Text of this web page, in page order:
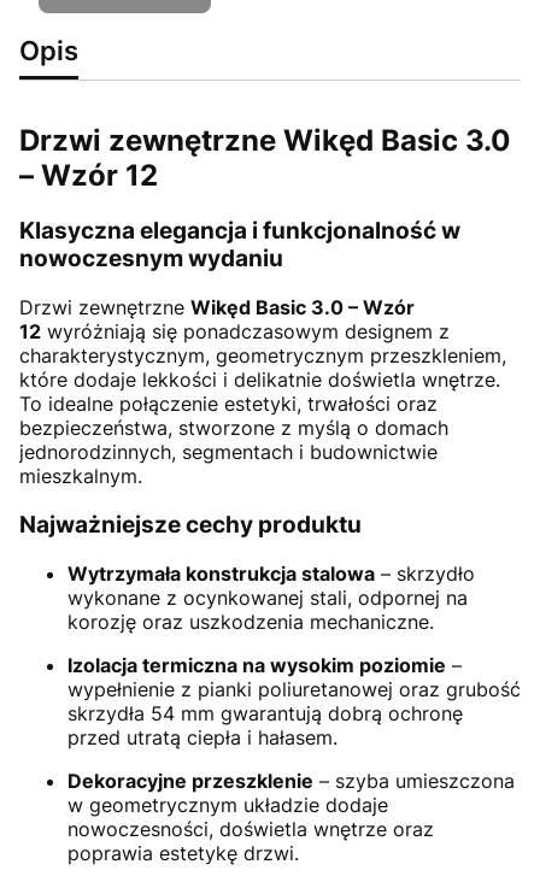
Opis
Drzwi zewnętrzne Wikęd Basic 3.0
– Wzór 12
Klasyczna elegancja i funkcjonalność w
nowoczesnym wydaniu
Drzwi zewnętrzne Wikęd Basic 3.0 – Wzór
12 wyróżniają się ponadczasowym designem z
charakterystycznym, geometrycznym przeszkleniem,
które dodaje lekkości i delikatnie doświetla wnętrze.
To idealne połączenie estetyki, trwałości oraz
bezpieczeństwa, stworzone z myślą o domach
jednorodzinnych, segmentach i budownictwie
mieszkalnym.
Najważniejsze cechy produktu
Wytrzymała konstrukcja stalowa – skrzydło
wykonane z ocynkowanej stali, odpornej na
korozję oraz uszkodzenia mechaniczne.
Izolacja termiczna na wysokim poziomie –
wypełnienie z pianki poliuretanowej oraz grubość
skrzydła 54 mm gwarantują dobrą ochronę
przed utratą ciepła i hałasem.
Dekoracyjne przeszklenie – szyba umieszczona
w geometrycznym układzie dodaje
nowoczesności, doświetla wnętrze oraz
poprawia estetykę drzwi.